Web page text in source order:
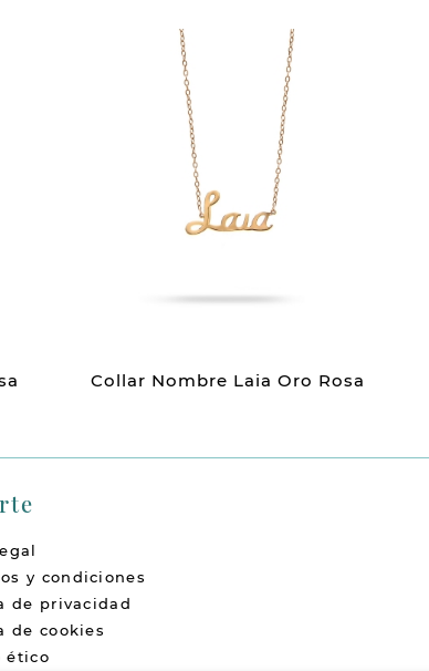
Collar Nombre Laia Oro Rosa
y condiciones
de privacidad
de cookies
ético